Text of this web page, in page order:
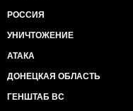
РОССИЯ
УНИЧТОЖЕНИЕ
АТАКА
ДОНЕЦКАЯ ОБЛАСТЬ
ГЕНШТАБ ВС